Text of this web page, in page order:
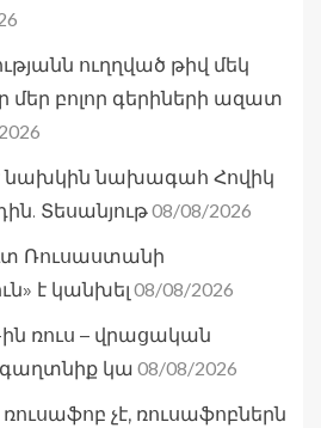
ուղղված թիվ մեկ
մեր բոլոր գերիների ազատ
նախկին նախագահ Հովիկ
Տեսանյութ08/08/2026
Ռուսաստանի
է կանխել 08/08/2026
ռուս – վրացական
կա 08/08/2026
չէ, ռուսաֆոբներն